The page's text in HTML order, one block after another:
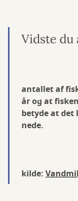
Vidste du
antallet af
år og at
betyde at det
nede.
kilde: